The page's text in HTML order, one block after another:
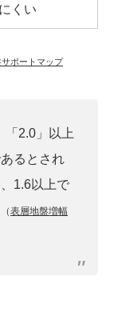
くい
サポートマップ
「2.0」以上
るとされ
1.6以上で
（表層地盤増幅